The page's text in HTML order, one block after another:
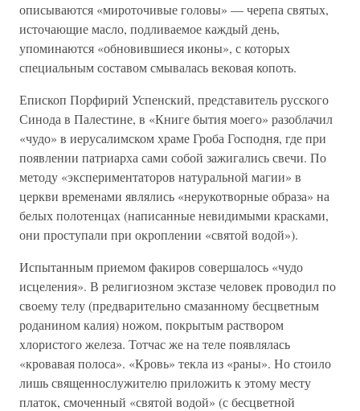
описываются «мироточивые головы» — черепа святых,
источающие масло, подливаемое каждый день,
упоминаются «обновившиеся иконы», с которых
специальным составом смывалась вековая копоть.
Епископ Порфирий Успенский, представитель русского
Синода в Палестине, в «Книге бытия моего» разоблачил
«чудо» в иерусалимском храме Гроба Господня, где при
появлении патриарха сами собой зажигались свечи. По
методу «экспериментаторов натуральной магии» в
церкви временами являлись «нерукотворные образа» на
белых полотенцах (написанные невидимыми красками,
они проступали при окроплении «святой водой»).
Испытанным приемом факиров совершалось «чудо
исцеления». В религиозном экстазе человек проводил по
своему телу (предварительно смазанному бесцветным
роданином калия) ножом, покрытым раствором
хлористого железа. Тотчас же на теле появлялась
«кровавая полоса». «Кровь» текла из «раны». Но стоило
лишь священнослужителю приложить к этому месту
платок, смоченный «святой водой» (с бесцветной